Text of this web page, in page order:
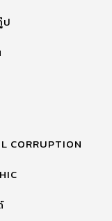
ป
CORRUPTION